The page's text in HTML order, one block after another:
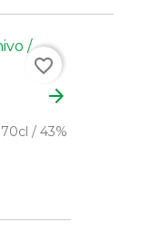
arrow_forward
/ 43%
favorite_border